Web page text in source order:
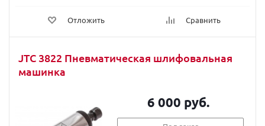
Отложить Сравнить
JTC 3822 Пневматическая шлифовальная
машинка
6 000 руб.